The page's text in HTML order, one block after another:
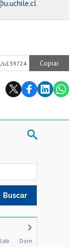
u139724 Copiar
Sáb
Dom